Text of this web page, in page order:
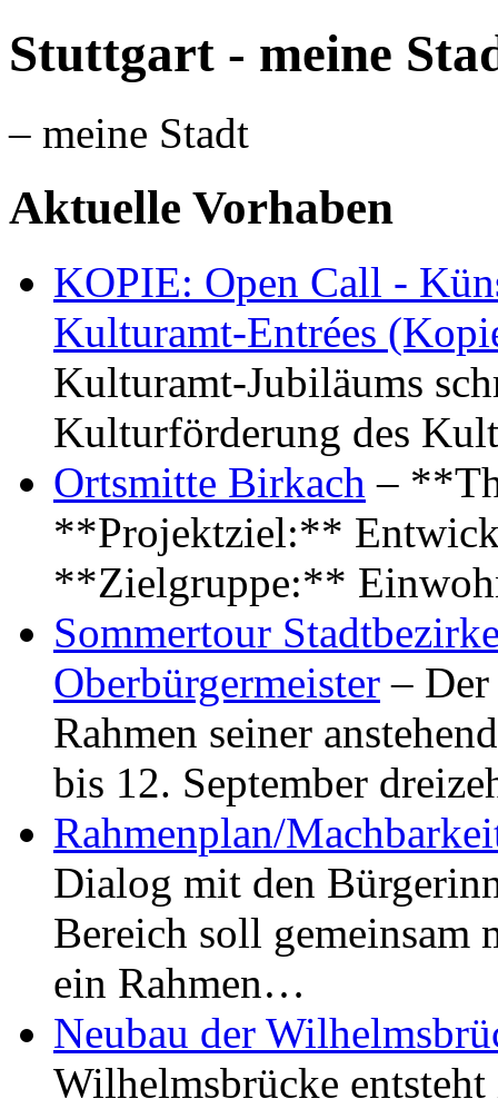
Stuttgart - meine
– meine Stadt
Aktuelle Vorhaben
KOPIE: Open Call -
Kulturamt-Entrées
Kulturamt-Jubiläums
Kulturförderung des
Ortsmitte Birkach –
**Projektziel:**
**Zielgruppe:**
Sommertour
Oberbürgermeister –
Rahmen seiner
bis 12. September
Rahmenplan/
Dialog mit den
Bereich soll gemeinsam
ein Rahmen…
Neubau der
Wilhelmsbrücke